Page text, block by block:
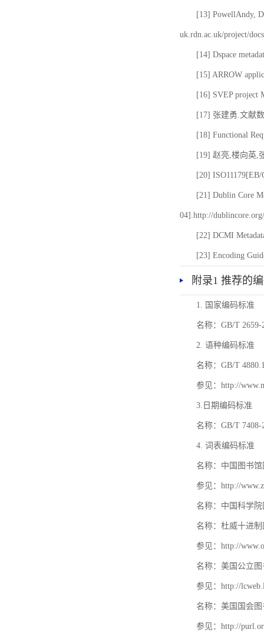
[13] PowellAndy,
uk.rdn.ac.uk/project/
[14] Dspace
[15] ARROW
[16] SVEP project
[17] 张建勇.文献
[18] Functional
[19] 赵亮,楼向英,
[20] ISO11179[EB/
[21] Dublin Core
04].http://
[22] DCMI
[23] Encoding
附录1 推荐的
1. 国家编码标准
名称：GB/T
2. 语种编码标准
名称：GB/T
参见：http://
3.日期编码标准
名称：GB/T
4. 词表编码标准
名称：中国图书
参见：http://
名称：中国科学
名称：杜威十进
参见：http://
名称：美国公立
参见：http://
名称：美国国会
参见：http://